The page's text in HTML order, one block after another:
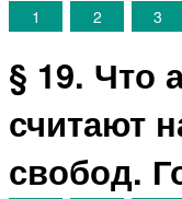
1 2 3
§ 19. Что
считают
свобод.